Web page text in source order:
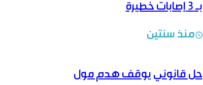
بـ 3 إصابات خطيرة
منذ سنتين
حل قانوني يوقف هدم مول